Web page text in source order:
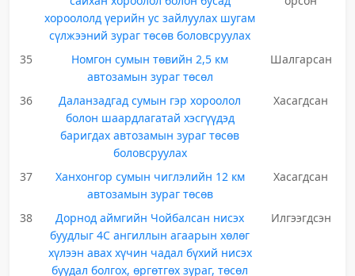
хороололд үерийн ус зайлуулах шугам
сүлжээний зураг төсөв боловсруулах
35
Номгон сумын төвийн 2,5 км
автозамын зураг төсөл
Шалгарсан
36
Даланзадгад сумын гэр хороолол
болон шаардлагатай хэсгүүдэд
баригдах автозамын зураг төсөв
боловсруулах
Хасагдсан
37
Ханхонгор сумын чиглэлийн 12 км
автозамын зураг төсөв
Хасагдсан
38
Дорнод аймгийн Чойбалсан нисэх
буудлыг 4С ангиллын агаарын хөлөг
хүлээн авах хүчин чадал бүхий нисэх
буудал болгох, өргөтгөх зураг, төсөл
Илгээгдсэн